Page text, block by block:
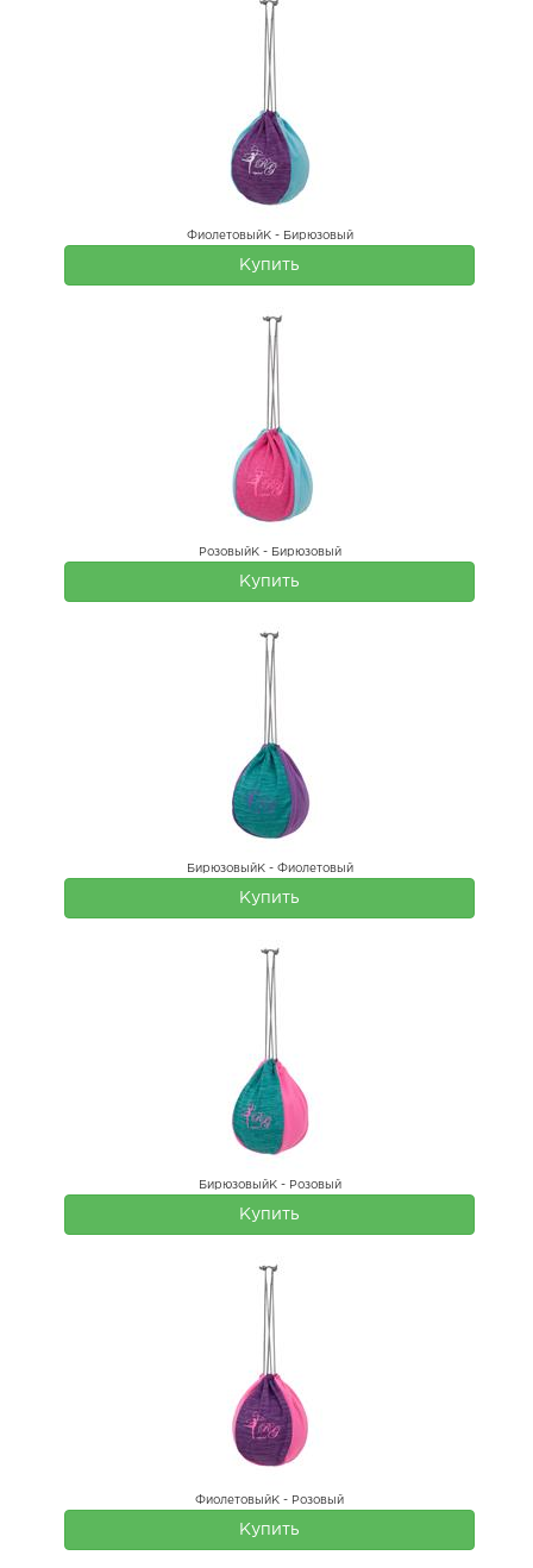
ФиолетовыйК - Бирюзовый
Купить
РозовыйК - Бирюзовый
Купить
БирюзовыйК - Фиолетовый
Купить
БирюзовыйК - Розовый
Купить
ФиолетовыйК - Розовый
Купить